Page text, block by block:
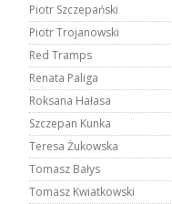
Piotr Szczepański
Piotr Trojanowski
Red Tramps
Renata Paliga
Roksana Hałasa
Szczepan Kunka
Teresa Żukowska
Tomasz Bałys
Tomasz Kwiatkowski